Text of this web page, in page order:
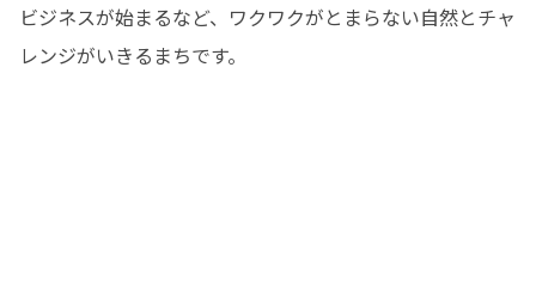
ビジネスが始まるなど、ワクワクがとまらない自然とチャ
レンジがいきるまちです。